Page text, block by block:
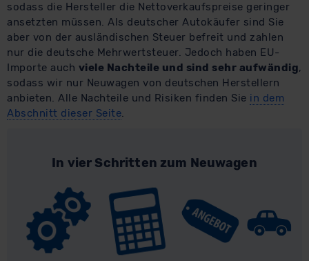
sodass die Hersteller die Nettoverkaufspreise geringer
ansetzten müssen. Als deutscher Autokäufer sind Sie
aber von der ausländischen Steuer befreit und zahlen
nur die deutsche Mehrwertsteuer. Jedoch haben EU-
Importe auch viele Nachteile und sind sehr aufwändig,
sodass wir nur Neuwagen von deutschen Herstellern
anbieten. Alle Nachteile und Risiken finden Sie in dem
Abschnitt dieser Seite.
In vier Schritten zum Neuwagen